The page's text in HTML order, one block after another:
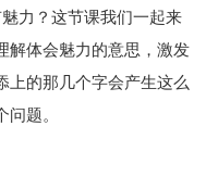
力？这节课我们一起来
解体会魅力的意思，激发
上的那几个字会产生这么
题。